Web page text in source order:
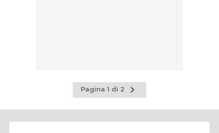
Pagina 1 di 2
Pagina
successiva